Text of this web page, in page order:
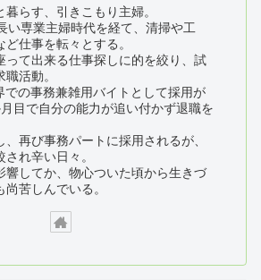
らす、引きこもり主婦。
い専業主婦時代を経て、清掃や工
仕事を転々とする。
って出来る仕事探しに的を絞り、試
活動。
での事務兼雑用バイトとして採用が
目で自分の能力が追い付かず退職を
再び事務パートに採用されるが、
れ辛い日々。
響してか、物心ついた頃から生きづ
苦しんでいる。